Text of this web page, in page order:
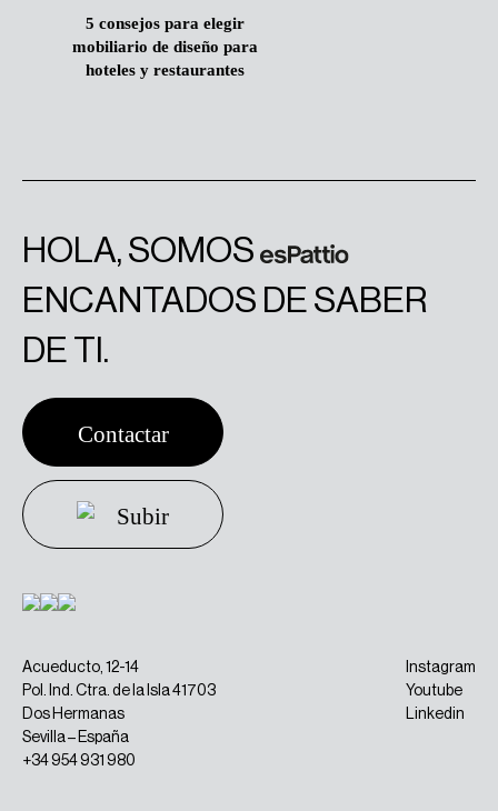
5 consejos para elegir
mobiliario de diseño para
hoteles y restaurantes
HOLA, SOMOS
ENCANTADOS DE SABER
DE TI.
Contactar
Contactar
Subir
Acueducto, 12-14
Pol. Ind. Ctra. de la Isla 41703
Dos Hermanas
Sevilla – España
+34 954 931 980
Instagram
Youtube
Linkedin